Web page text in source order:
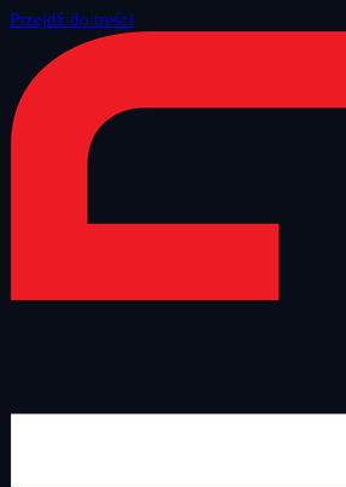
Przejdź do treści
Strona główna